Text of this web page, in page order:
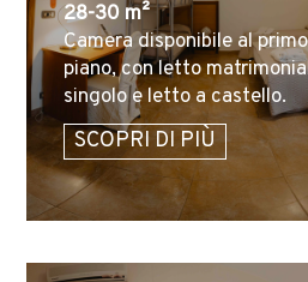
28-30 m²
Camera disponibile al
piano, con letto
singolo e letto a castello.
SCOPRI DI PIÙ